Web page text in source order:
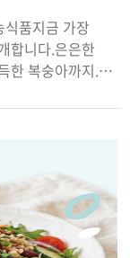
품지금 가장
합니다.은은한
한 복숭아까지.
수 있습니다.7월의